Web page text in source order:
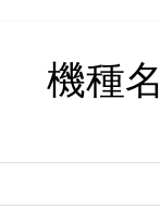
機種